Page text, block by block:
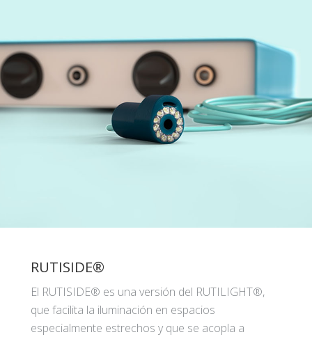
RUTISIDE®
El RUTISIDE® es una versión del RUTILIGHT®,
que facilita la iluminación en espacios
especialmente estrechos y que se acopla a